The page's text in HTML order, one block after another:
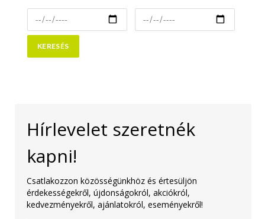
Hírlevelet szeretnék
kapni!
Csatlakozzon közösségünkhöz és értesüljön
érdekességekről, újdonságokról, akciókról,
kedvezményekről, ajánlatokról, eseményekről!